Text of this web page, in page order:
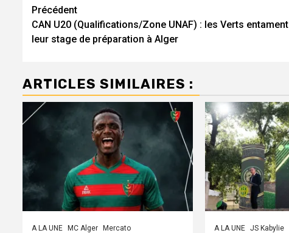
Navigation
d’article
Précédent
CAN U20 (Qualifications/Zone UNAF) : les Verts entament
leur stage de préparation à Alger
ARTICLES SIMILAIRES :
A LA UNE MC Alger Mercato A LA UNE JS Kabylie